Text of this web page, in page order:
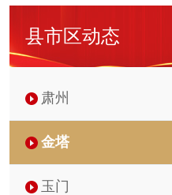
县市区动态
肃州
金塔
玉门